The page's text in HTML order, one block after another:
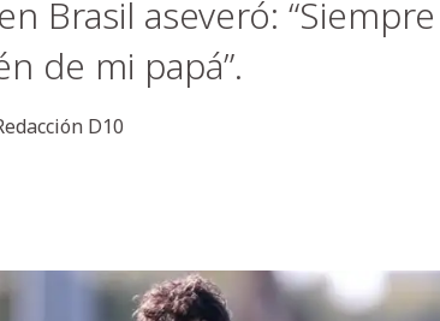
Brasil aseveró:
de mi papá”.
D10